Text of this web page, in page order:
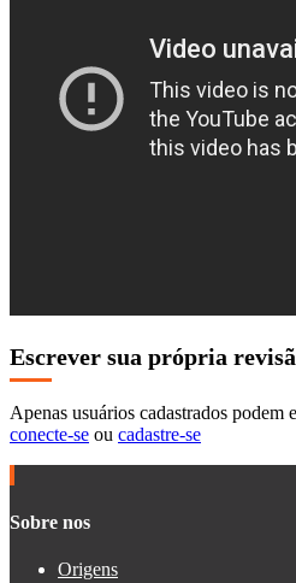
Escrever sua própria
Apenas usuários cadastrados podem
conecte-se ou cadastre-se
Sobre nos
Origens